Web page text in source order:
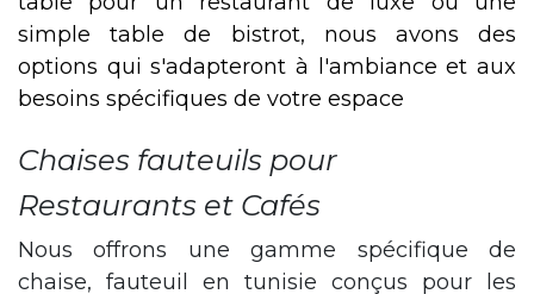
simple table de bistrot, nous avons des
options qui s'adapteront à l'ambiance et aux
besoins spécifiques de votre espace
Chaises fauteuils pour
Restaurants et Cafés
Nous offrons une gamme spécifique de
chaise, fauteuil en tunisie conçus pour les